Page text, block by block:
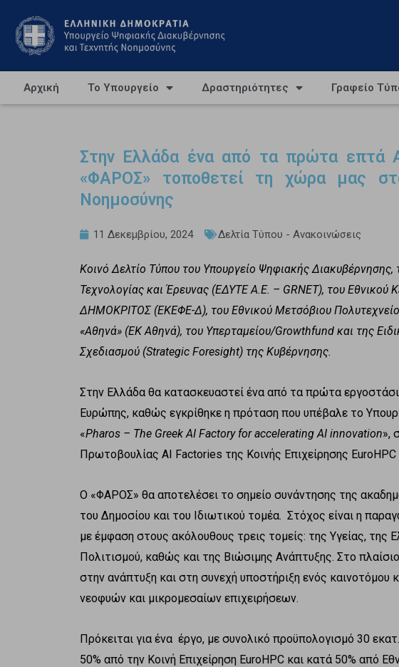
Αρχική Το Υπουργείο Δραστηριότητες Γραφείο
Στην Ελλάδα ένα από τα πρώτα επτά
«ΦΑΡΟΣ» τοποθετεί τη χώρα μας
Νοημοσύνης
11 Δεκεμβρίου, 2024 Δελτία Τύπου - Ανακοινώσεις
Κοινό Δελτίο Τύπου του Υπουργείο Ψηφιακής
Τεχνολογίας και Έρευνας (ΕΔΥΤΕ Α.Ε. – GRNET), του
ΔΗΜΟΚΡΙΤΟΣ (ΕΚΕΦΕ-Δ), του Εθνικού Μετσόβιου
«Αθηνά» (ΕΚ Αθηνά), του Υπερταμείου/Growthfund και της
Σχεδιασμού (Strategic Foresight) της Κυβέρνησης.
Στην Ελλάδα θα κατασκευαστεί ένα από τα πρώτα
Ευρώπης, καθώς εγκρίθηκε η πρόταση που υπέβαλε το
«Pharos – The Greek AI Factory for accelerating AI innovation»,
Πρωτοβουλίας AI Factories της Κοινής Επιχείρησης
Ο «ΦΑΡΟΣ» θα αποτελέσει το σημείο συνάντησης της
του Δημοσίου και του Ιδιωτικού τομέα. Στόχος είναι η
με έμφαση στους ακόλουθους τρεις τομείς: της Υγείας, της
Πολιτισμού, καθώς και της Βιώσιμης Ανάπτυξης. Στο
στην ανάπτυξη και στη συνεχή υποστήριξη ενός καινοτόμου
νεοφυών και μικρομεσαίων επιχειρήσεων.
Πρόκειται για ένα έργο, με συνολικό προϋπολογισμό 30
50% από την Κοινή Επιχείρηση EuroHPC και κατά 50% από